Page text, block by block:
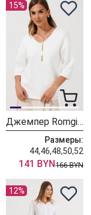
15%
Джемпер Romgil РВ0464-ВИ5 молочный
Размеры:
44,46,48,50,52
141 BYN166 BYN
12%